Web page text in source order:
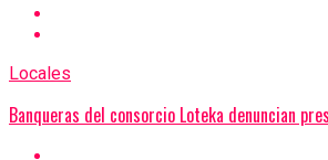
Locales
Banqueras del consorcio Loteka denuncian